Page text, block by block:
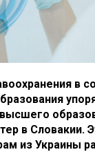
в
в Словакии.
из Украины